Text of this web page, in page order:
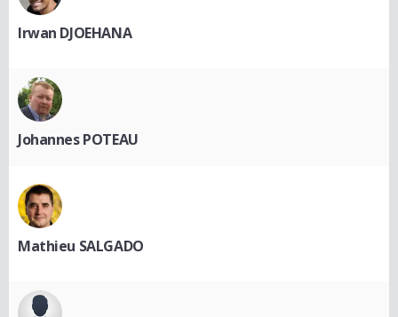
Irwan DJOEHANA
Johannes POTEAU
Mathieu SALGADO